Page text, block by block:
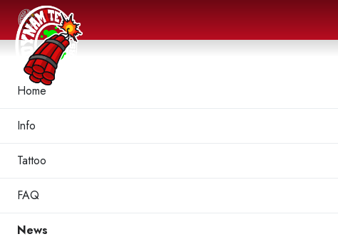
Home
Info
Tattoo
FAQ
News